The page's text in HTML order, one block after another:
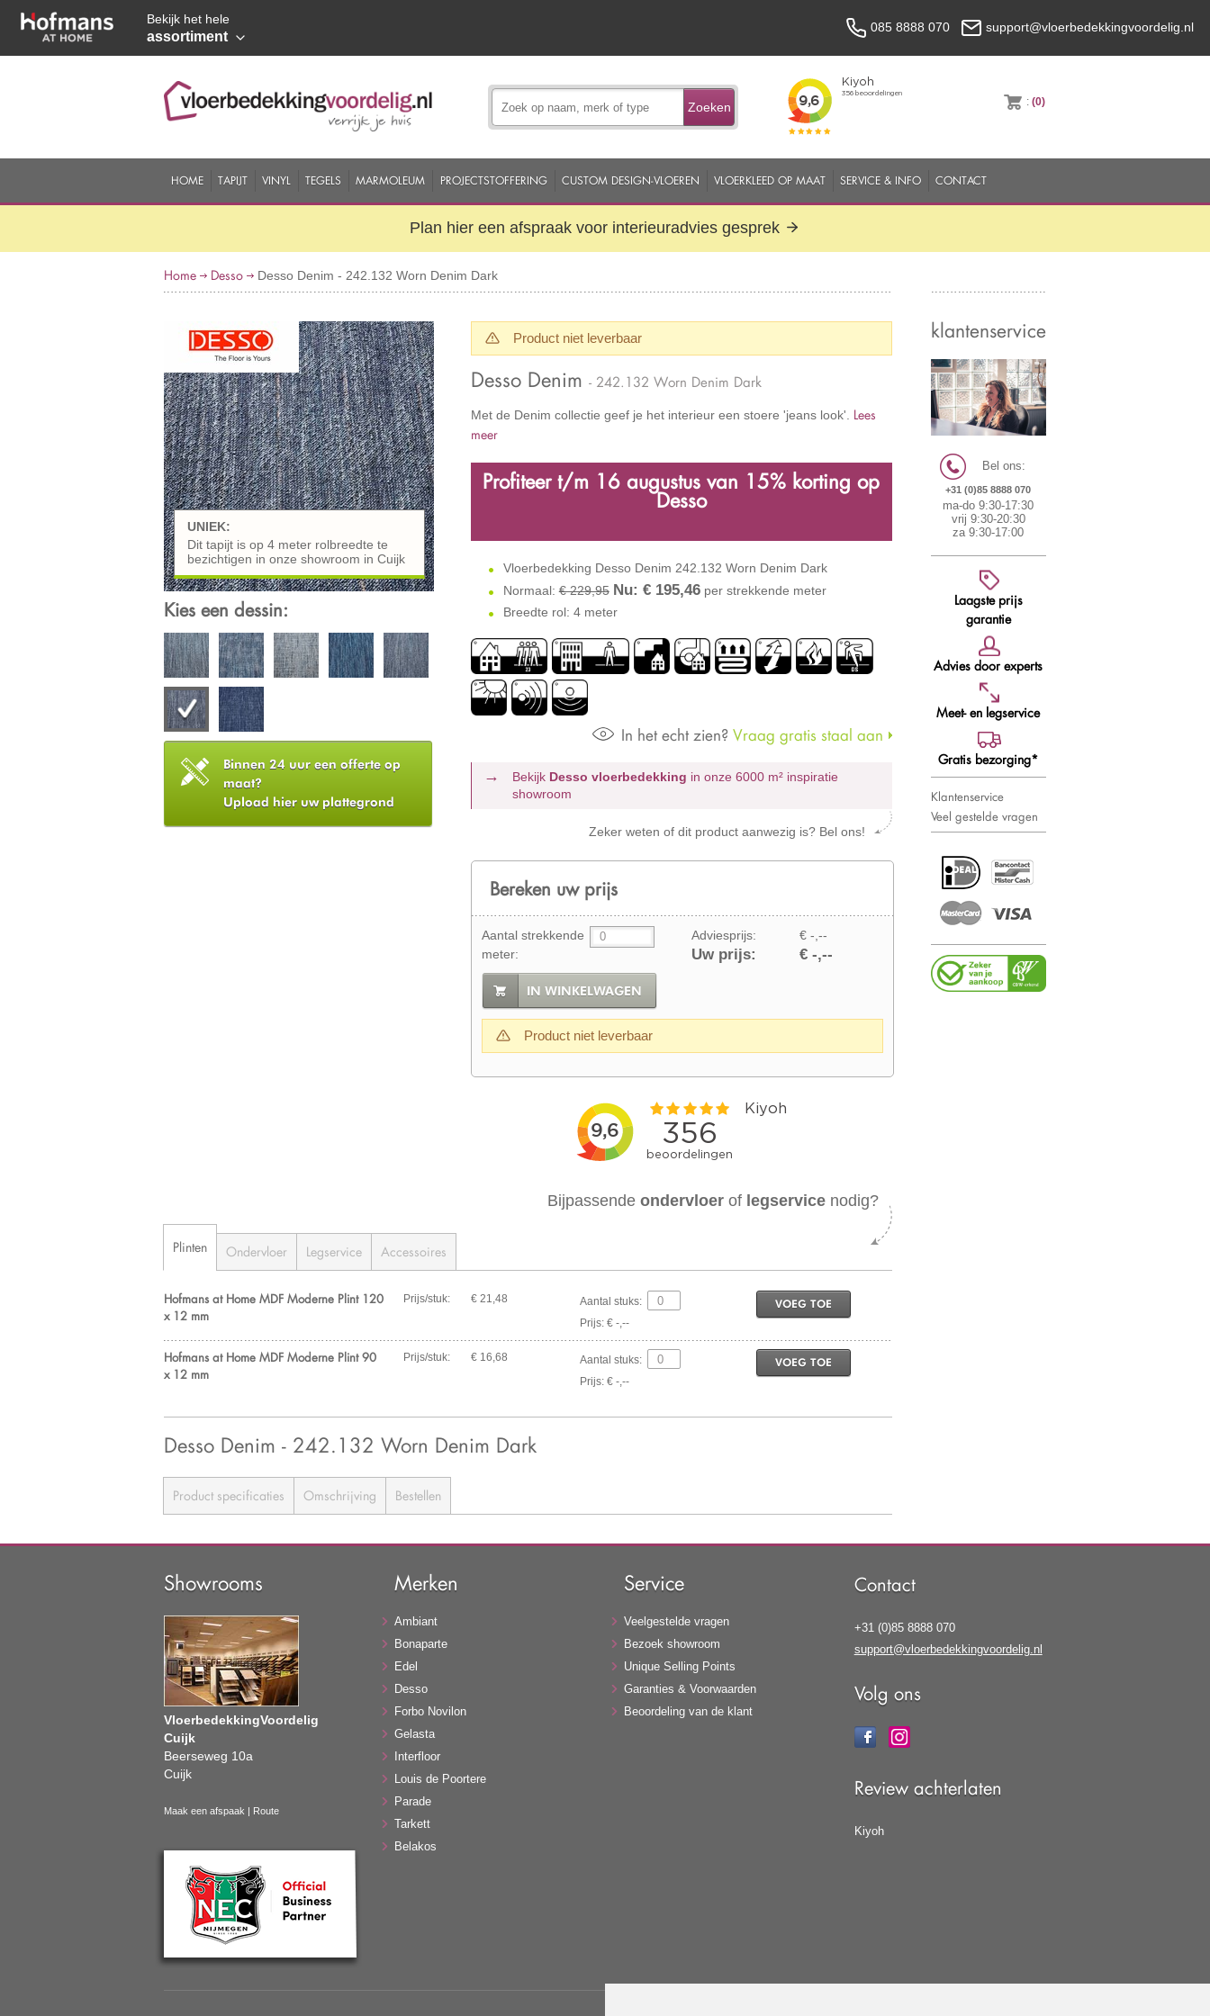
Bekijk het hele
assortiment
085 8888 070 support@vloerbedekkingvoordelig.nl
Zoeken :(0)
HOME TAPIJT VINYL TEGELS MARMOLEUM PROJECTSTOFFERING CUSTOM DESIGN-VLOEREN VLOERKLEED OP MAAT SERVICE & INFO CONTACT
Plan hier een afspraak voor interieuradvies gesprek
Home Desso Desso Denim - 242.132 Worn Denim Dark
UNIEK:
Dit tapijt is op 4 meter rolbreedte te
bezichtigen in onze showroom in Cuijk
Kies een dessin:
Binnen 24 uur een offerte op
maat?
Upload hier uw plattegrond
Product niet leverbaar
Desso Denim - 242.132 Worn Denim Dark
Met de Denim collectie geef je het interieur een stoere 'jeans look'. Lees
meer
Profiteer t/m 16 augustusvan 15% korting op
Desso
Vloerbedekking Desso Denim 242.132 Worn Denim Dark
Normaal:€ 229,95 Nu: € 195,46per strekkende meter
Breedte rol: 4 meter
In het echt zien? Vraag gratis staal aan
Bekijk Desso vloerbedekking in onze 6000 m² inspiratie
showroom
Zeker weten of dit product aanwezig is? Bel ons!
Bereken uw prijs
Aantal strekkende
meter:
Adviesprijs: € -,--
Uw prijs: € -,--
IN WINKELWAGEN
Product niet leverbaar
klantenservice
Bel ons:
+31 (0)85 8888 070
ma-do 9:30-17:30
vrij 9:30-20:30
za 9:30-17:00
Laagste prijs
garantie
Advies door experts
Meet- en legservice
Gratis bezorging*
Klantenservice
Veel gestelde vragen
Bijpassendeondervloer of legservice nodig?
Plinten Ondervloer Legservice Accessoires
Hofmans at Home MDF Moderne Plint 120
x 12 mm
Prijs/stuk: € 21,48
Aantal stuks:
Prijs: € -,--
VOEG TOE
Hofmans at Home MDF Moderne Plint 90
x 12 mm
Prijs/stuk: € 16,68
Aantal stuks:
Prijs: € -,--
VOEG TOE
Desso Denim - 242.132 Worn Denim Dark
Product specificaties Omschrijving Bestellen
Showrooms
VloerbedekkingVoordelig
Cuijk
Beerseweg 10a
Cuijk
Maak een afspaak | Route
Merken
Ambiant
Bonaparte
Edel
Desso
Forbo Novilon
Gelasta
Interfloor
Louis de Poortere
Parade
Tarkett
Belakos
Service
Veelgestelde vragen
Bezoek showroom
Unique Selling Points
Garanties & Voorwaarden
Beoordeling van de klant
Contact
+31 (0)85 8888 070
support@vloerbedekkingvoordelig.nl
Volg ons
Review achterlaten
Kiyoh